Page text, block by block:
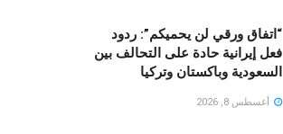
“اتفاق ورقي لن يحميكم”: ردود
فعل إيرانية حادة على التحالف بين
السعودية وباكستان وتركيا
أغسطس 8, 2026